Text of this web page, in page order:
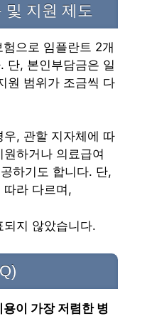
및 지원 제도
으로 임플란트 2개
단, 본인부담금은 일
원 범위가 조금씩 다
, 관할 지자체에 따
하거나 의료급여
하기도 합니다. 단,
따라 다르며,
지 않았습니다.
이 가장 저렴한 병